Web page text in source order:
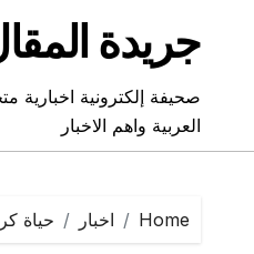
contentجريدة
صحيفة إلكترونية
العربية واهم الاخبار
Home اخبار حياة كريمة